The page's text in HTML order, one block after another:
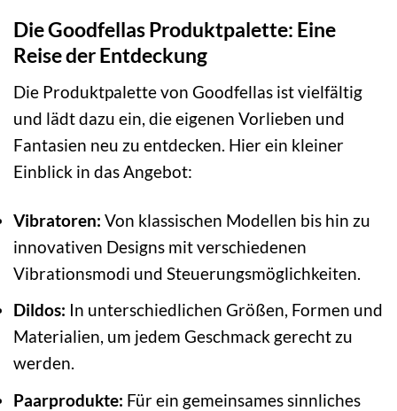
Die Goodfellas Produktpalette: Eine
Reise der Entdeckung
Die Produktpalette von Goodfellas ist vielfältig
und lädt dazu ein, die eigenen Vorlieben und
Fantasien neu zu entdecken. Hier ein kleiner
Einblick in das Angebot:
Vibratoren: Von klassischen Modellen bis hin zu
innovativen Designs mit verschiedenen
Vibrationsmodi und Steuerungsmöglichkeiten.
Dildos: In unterschiedlichen Größen, Formen und
Materialien, um jedem Geschmack gerecht zu
werden.
Paarprodukte: Für ein gemeinsames sinnliches